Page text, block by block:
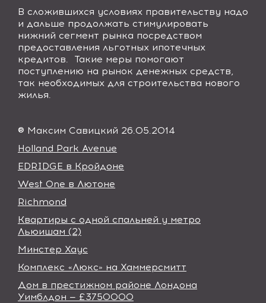
В сложившихся условиях правительству надо
и дальше продолжать стимулировать
нижний сегмент рынка посредством
предоставления льготных ипотечных
кредитов. Такие меры помогают
поступлению на рынок денежных средств,
так необходимых для строительства нового
жилья.
® Максим Савицкий 26.05.2014
Holland Park Avenue
EDRIDGE в Кройдоне
West One в Лютоне
Richmond
Квартиры с одной спальней у метро
Льюишам (2)
Минстер Хаус
Комплекс «Люкс» на Хаммерсмитт
Дом в престижном районе Лондона
Уимблдон — £3750000